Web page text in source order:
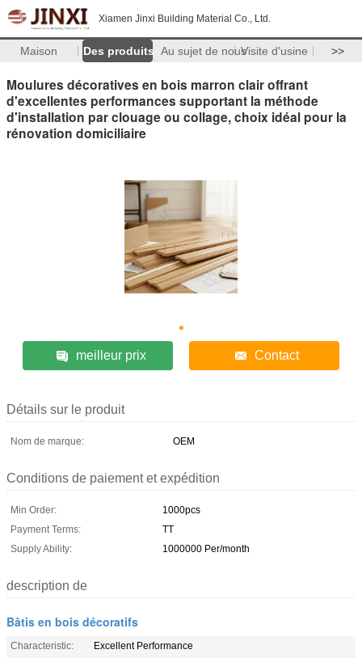
Xiamen Jinxi Building Material Co., Ltd.
Maison Des produits Au sujet de nousVisite d'usine >>
Moulures décoratives en bois marron clair offrant
d'excellentes performances supportant la méthode
d'installation par clouage ou collage, choix idéal pour la
rénovation domiciliaire
meilleur prix Contact
Détails sur le produit
Nom de marque: OEM
Conditions de paiement et expédition
Min Order:
1000pcs
Payment Terms:
TT
Supply Ability:
1000000 Per/month
description de
Bâtis en bois décoratifs
Characteristic:
Excellent Performance